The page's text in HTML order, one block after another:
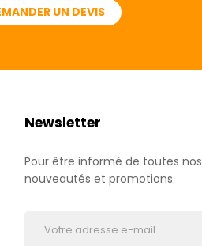
UN DEVIS
Newsletter
Pour être informé de toutes nos
nouveautés et promotions.